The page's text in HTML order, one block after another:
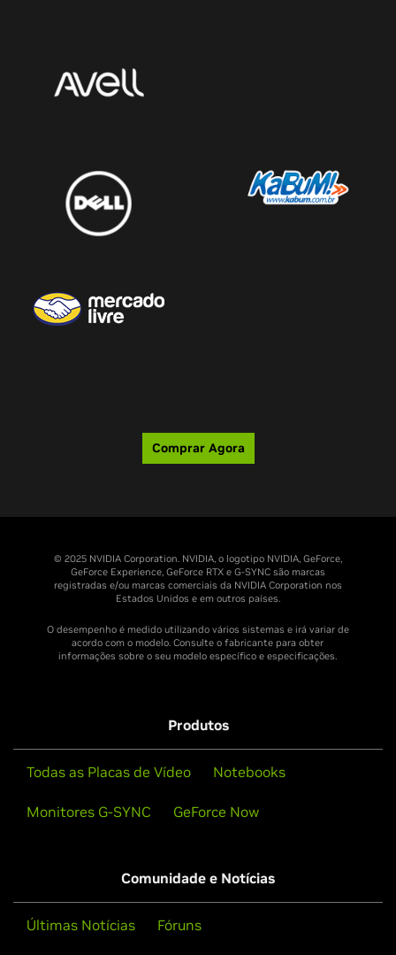
Comprar Agora
© 2025 NVIDIA Corporation. NVIDIA, o logotipo NVIDIA, GeForce,
GeForce Experience, GeForce RTX e G-SYNC são marcas
registradas e/ou marcas comerciais da NVIDIA Corporation nos
Estados Unidos e em outros países.
O desempenho é medido utilizando vários sistemas e irá variar de
acordo com o modelo. Consulte o fabricante para obter
informações sobre o seu modelo específico e especificações.
Produtos
Todas as Placas de Vídeo Notebooks
Monitores G-SYNC GeForce Now
Comunidade e Notícias
Últimas Notícias Fóruns